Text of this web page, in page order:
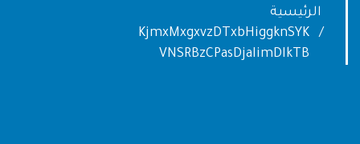
الرئيسية
KjmxMxgxvzDTxbHiggknSYK
VNSRBzCPasDjaIimDIkTB